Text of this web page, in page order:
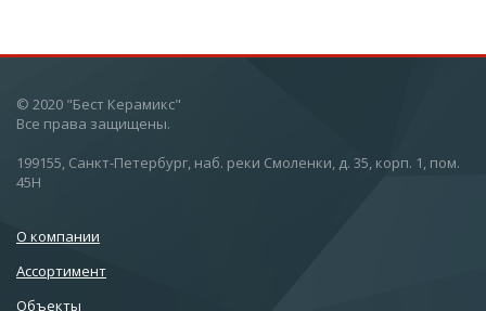
© 2020 "Бест Керамикс"
Все права защищены.
199155, Санкт-Петербург, наб. реки Смоленки, д. 35, корп. 1, пом.
45Н
О компании
Ассортимент
Объекты